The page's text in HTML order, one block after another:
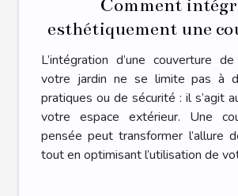
Comment
esthétiquement une
de piscine dans votre
L’intégration d’une couverture
votre jardin ne se limite pas à
pratiques ou de sécurité : il s’agit
votre espace extérieur. Une
pensée peut transformer l’allure
tout en optimisant l’utilisation de